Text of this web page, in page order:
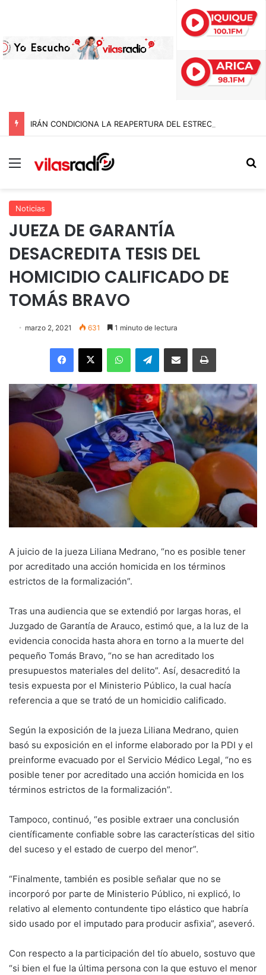
Menú
Noticias
JUEZA DE GARANTÍA
DESACREDITA TESIS DEL
HOMICIDIO CALIFICADO DE
TOMÁS BRAVO
marzo 2, 2021 631 1 minuto de lectura
Facebook
X WhatsAppTelegramEnviar vía email Imprimir
A juicio de la jueza Liliana Medrano, “no es posible tener
por acreditado una acción homicida en los términos
estrictos de la formalización”.
Tras una audiencia que se extendió por largas horas, el
Juzgado de Garantía de Arauco, estimó que, a la luz de la
evidencia conocida hasta ahora en torno a la muerte del
pequeño Tomás Bravo, “no se han acreditado los
presupuestos materiales del delito”. Así, desacreditó la
tesis expuesta por el Ministerio Público, la cual hacía
referencia a que se trató de un homicidio calificado.
Según la exposición de la jueza Liliana Medrano, quien
basó su exposición en el informe elaborado por la PDI y el
preinforme evacuado por el Servicio Médico Legal, “no es
posible tener por acreditado una acción homicida en los
términos estrictos de la formalización”.
Tampoco, continuó, “es posible extraer una conclusión
científicamente confiable sobre las características del sitio
del suceso y el estado de cuerpo del menor”.
“Finalmente, también es posible señalar que no se
incorporó por parte de Ministerio Público, ni explicó, lo
relativo al elemento contundente tipo elástico que habría
sido usado por el imputado para producir asfixia”, aseveró.
Con respecto a la participación del tío abuelo, sostuvo que
“si bien el fue la última persona con la que estuvo el menor